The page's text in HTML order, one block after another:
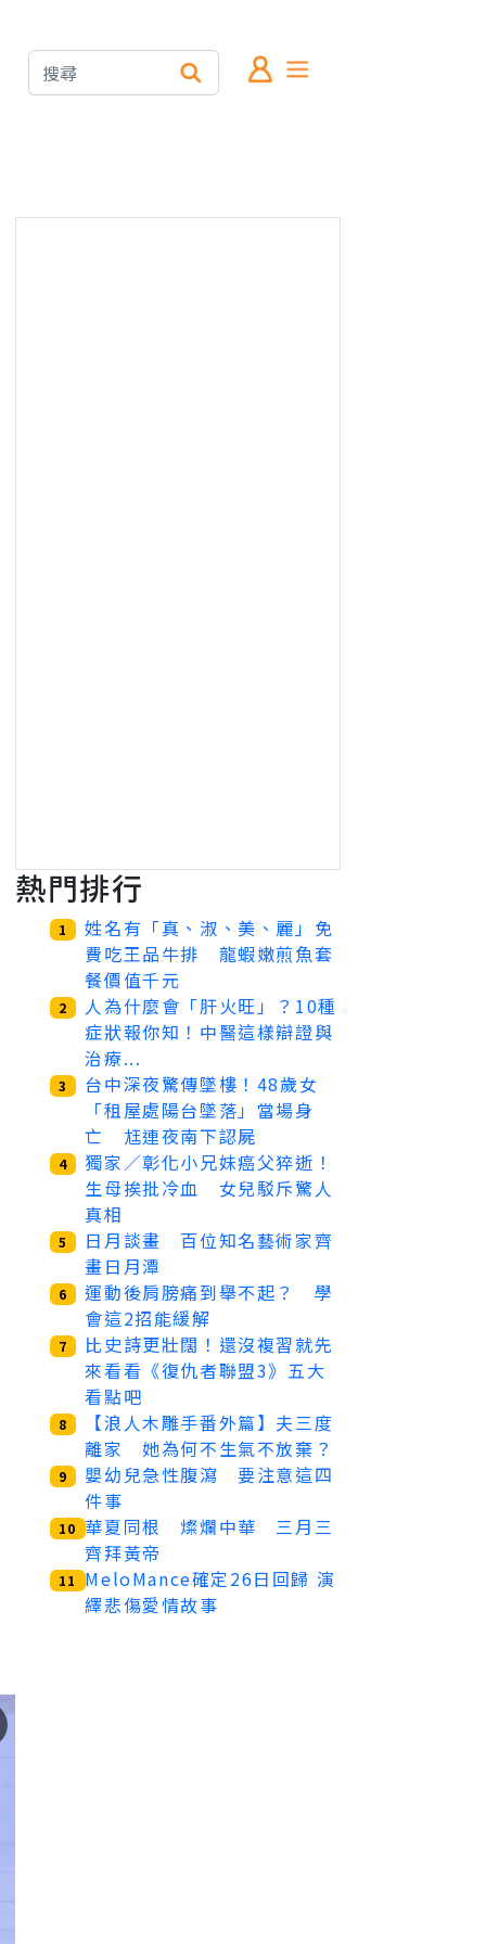
熱門排行
1
姓名有「真、淑、美、麗」免
費吃王品牛排 龍蝦嫩煎魚套
餐價值千元
2
人為什麼會「肝火旺」？10種
症狀報你知！中醫這樣辯證與
治療...
3
台中深夜驚傳墜樓！48歲女
「租屋處陽台墜落」當場身
亡 尪連夜南下認屍
4
獨家／彰化小兄妹癌父猝逝！
生母挨批冷血 女兒駁斥驚人
真相
5
日月談畫 百位知名藝術家齊
畫日月潭
6
運動後肩膀痛到舉不起？ 學
會這2招能緩解
7
比史詩更壯闊！還沒複習就先
來看看《復仇者聯盟3》五大
看點吧
8
【浪人木雕手番外篇】夫三度
離家 她為何不生氣不放棄？
9
嬰幼兒急性腹瀉 要注意這四
件事
10 華夏同根 燦爛中華 三月三
齊拜黃帝
11
MeloMance確定26日回歸 演
繹悲傷愛情故事